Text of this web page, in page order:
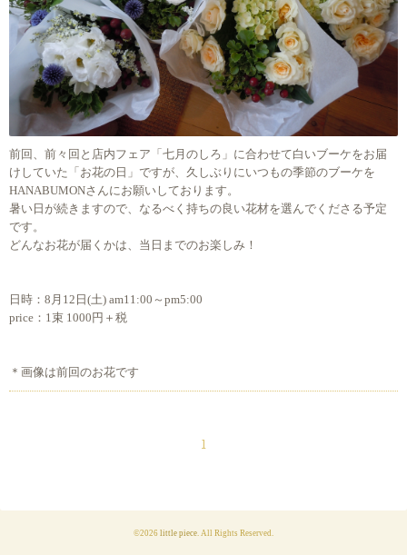
前回、前々回と店内フェア「七月のしろ」に合わせて白いブーケをお届
けしていた「お花の日」ですが、久しぶりにいつもの季節のブーケを
HANABUMONさんにお願いしております。
暑い日が続きますので、なるべく持ちの良い花材を選んでくださる予定
です。
どんなお花が届くかは、当日までのお楽しみ！
日時：8月12日(土) am11:00～pm5:00
price：1束 1000円＋税
＊画像は前回のお花です
1
©2026 little piece. All Rights Reserved.